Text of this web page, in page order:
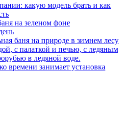
какую модель брать и как
времени занимает установка